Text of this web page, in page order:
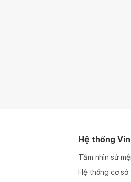
Hệ thống
Tầm nhìn sứ
Hệ thống cơ sở